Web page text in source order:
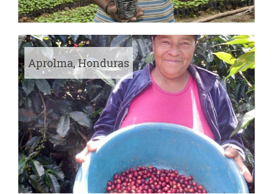
Aprolma, Honduras